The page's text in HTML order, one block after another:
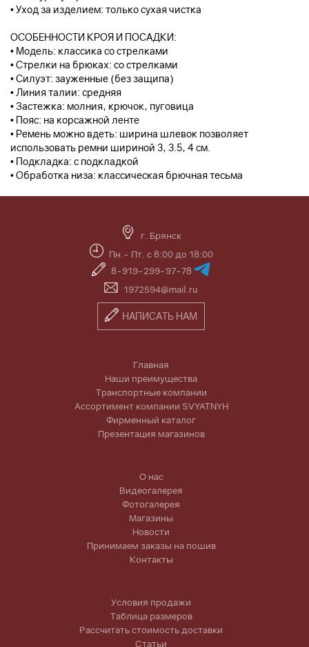
• Уход за изделием: только сухая чистка
ОСОБЕННОСТИ КРОЯ И ПОСАДКИ:
• Модель: классика со стрелками
• Стрелки на брюках: со стрелками
• Силуэт: зауженные (без защипа)
• Линия талии: средняя
• Застежка: молния, крючок, пуговица
• Пояс: на корсажной ленте
• Ремень можно вдеть: ширина шлевок позволяет
использовать ремни шириной 3, 3.5, 4 см.
• Подкладка: с подкладкой
• Обработка низа: классическая брючная тесьма
г. Брянск
Пн.- Пт. с 8:00 до 18:00
8-919-299-97-78
1972594@mail.ru
НАПИСАТЬ НАМ
Главная
Наши преимущества
Транспортные компании
Ассортимент компании SVYATNYH
Фирменный каталог
Презентация магазинов
О нас
Видеогалерея
Фотогалерея
Магазины
Новости
Принимаем заказы на пошив
Контакты
Условия продажи
Таблица размеров
Рассчитать стоимость доставки
Статьи